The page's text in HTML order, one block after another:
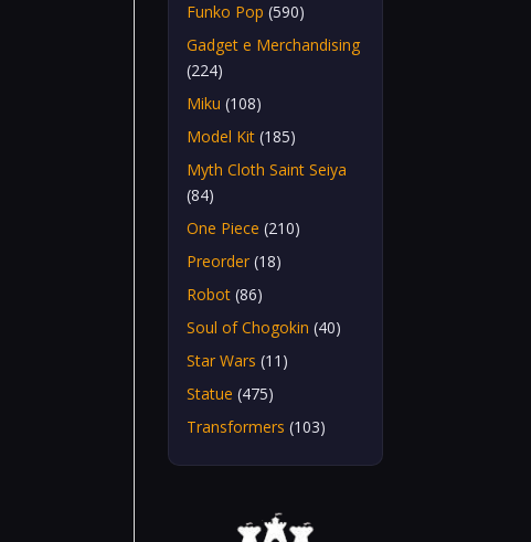
Funko Pop (590)
Gadget e Merchandising
(224)
Miku (108)
Model Kit (185)
Myth Cloth Saint Seiya
(84)
One Piece (210)
Preorder (18)
Robot (86)
Soul of Chogokin (40)
Star Wars (11)
Statue (475)
Transformers (103)